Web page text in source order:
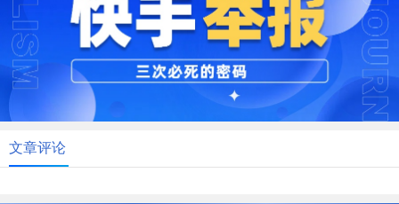
文章评论